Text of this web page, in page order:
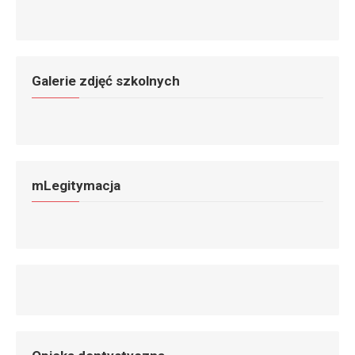
Galerie zdjęć szkolnych
mLegitymacja